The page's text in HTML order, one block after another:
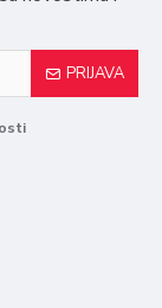
PRIJAVA